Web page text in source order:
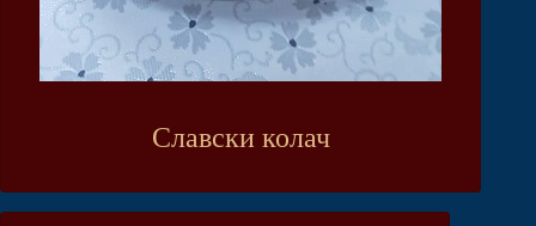
Славски колач